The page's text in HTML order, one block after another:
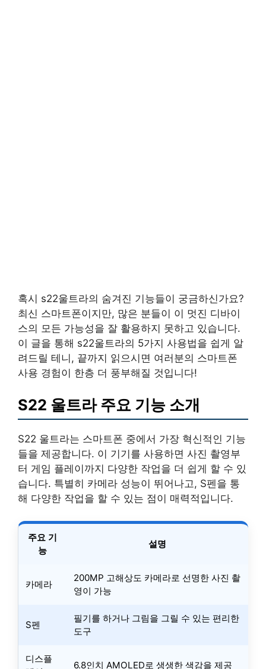
혹시 s22울트라의 숨겨진 기능들이 궁금하신가요?
최신 스마트폰이지만, 많은 분들이 이 멋진 디바이
스의 모든 가능성을 잘 활용하지 못하고 있습니다.
이 글을 통해 s22울트라의 5가지 사용법을 쉽게 알
려드릴 테니, 끝까지 읽으시면 여러분의 스마트폰
사용 경험이 한층 더 풍부해질 것입니다!
S22 울트라 주요 기능 소개
S22 울트라는 스마트폰 중에서 가장 혁신적인 기능
들을 제공합니다. 이 기기를 사용하면 사진 촬영부
터 게임 플레이까지 다양한 작업을 더 쉽게 할 수 있
습니다. 특별히 카메라 성능이 뛰어나고, S펜을 통
해 다양한 작업을 할 수 있는 점이 매력적입니다.
주요 기
능
설명
카메라
200MP 고해상도 카메라로 선명한 사진 촬
영이 가능
S펜
필기를 하거나 그림을 그릴 수 있는 편리한
도구
디스플
6.8인치 AMOLED로 생생한 색감을 제공